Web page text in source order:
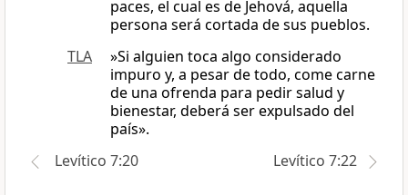
paces, el cual es de Jehová, aquella
persona será cortada de sus pueblos.
TLA
»Si alguien toca algo considerado
impuro y, a pesar de todo, come carne
de una ofrenda para pedir salud y
bienestar, deberá ser expulsado del
país».
Levítico 7:20
Levítico 7:22